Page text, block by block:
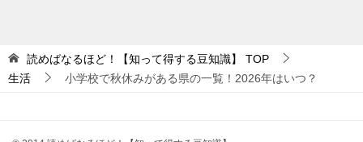
読めばなるほど！【知って得する豆知識】
TOP
生活
小学校で秋休みがある県の一覧！2026年はいつ？